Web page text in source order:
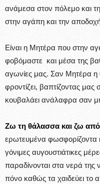
ανάμεσα στον πόλεμο και
στην αγάπη και την
Είναι η Μητέρα που στην
φοβόμαστε και μέσα της
αγωνίες μας. Σαν Μητέρα η
φροντίζει, βαπτίζοντας
κουβαλάει ανάλαφρα σαν
Ζω τη θάλασσα και ζω
ερωτευμένα φωσφορίζοντα
γόνιμες αυγουστιάτικες
παραδίνονται στα νερά
πόνο καθώς τα χαιδεύει το